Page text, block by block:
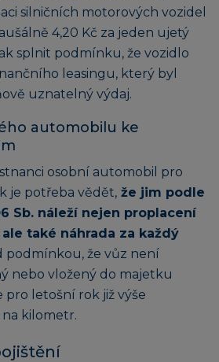
silničních motorových vozidel
4,20 Kč za jeden ujetý
splnit podmínku, že vozidlo
leasingu, který byl
uznatelný výdaj.
automobilu ke
osobní automobil pro
je potřeba vědět, že jim podle
Sb. náleží nejen proplacení
také náhrada za každý
podmínkou, že vůz není
nebo vložený do majetku
pro letošní rok již výše
kilometr.